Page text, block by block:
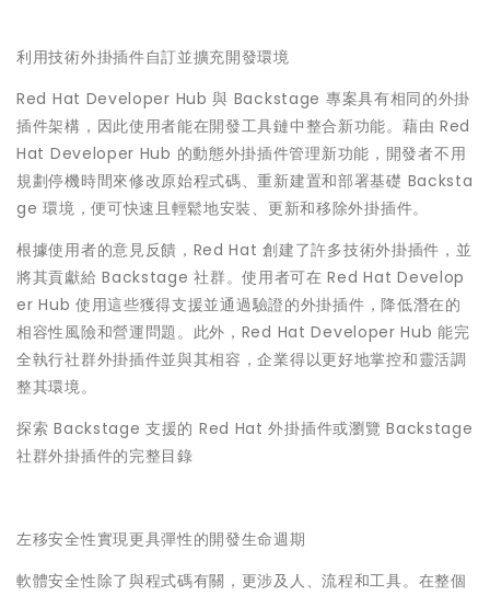
利用技術外掛插件自訂並擴充開發環境
Red Hat Developer Hub 與 Backstage 專案具有相同的外掛
插件架構，因此使用者能在開發工具鏈中整合新功能。藉由 Red
Hat Developer Hub 的動態外掛插件管理新功能，開發者不用
規劃停機時間來修改原始程式碼、重新建置和部署基礎 Backsta
ge 環境，便可快速且輕鬆地安裝、更新和移除外掛插件。
根據使用者的意見反饋，Red Hat 創建了許多技術外掛插件，並
將其貢獻給 Backstage 社群。使用者可在 Red Hat Develop
er Hub 使用這些獲得支援並通過驗證的外掛插件，降低潛在的
相容性風險和營運問題。此外，Red Hat Developer Hub 能完
全執行社群外掛插件並與其相容，企業得以更好地掌控和靈活調
整其環境。
探索 Backstage 支援的 Red Hat 外掛插件或瀏覽 Backstage
社群外掛插件的完整目錄
左移安全性實現更具彈性的開發生命週期
軟體安全性除了與程式碼有關，更涉及人、流程和工具。在整個